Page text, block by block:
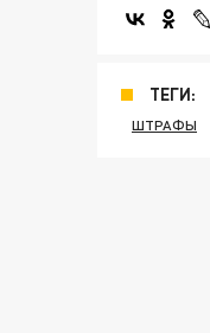
ТЕГИ:
ШТРАФЫ